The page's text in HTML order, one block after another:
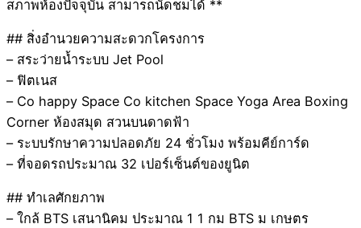
สภาพห้องปัจจุบัน สามารถนัดชมได้ **
## สิ่งอำนวยความสะดวกโครงการ
– สระว่ายน้ำระบบ Jet Pool
– ฟิตเนส
– Co happy Space Co kitchen Space Yoga Area Boxing
Corner ห้องสมุด สวนบนดาดฟ้า
– ระบบรักษาความปลอดภัย 24 ชั่วโมง พร้อมคีย์การ์ด
– ที่จอดรถประมาณ 32 เปอร์เซ็นต์ของยูนิต
## ทำเลศักยภาพ
– ใกล้ BTS เสนานิคม ประมาณ 1 1 กม BTS ม เกษตร